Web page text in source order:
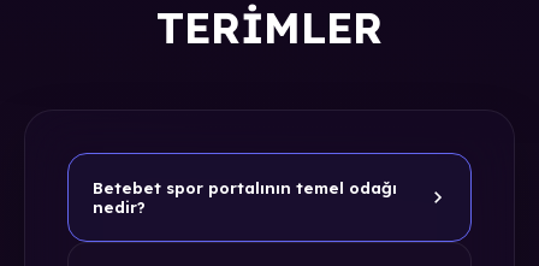
TERIMLER
Betebet spor portalının temel odağı
nedir?